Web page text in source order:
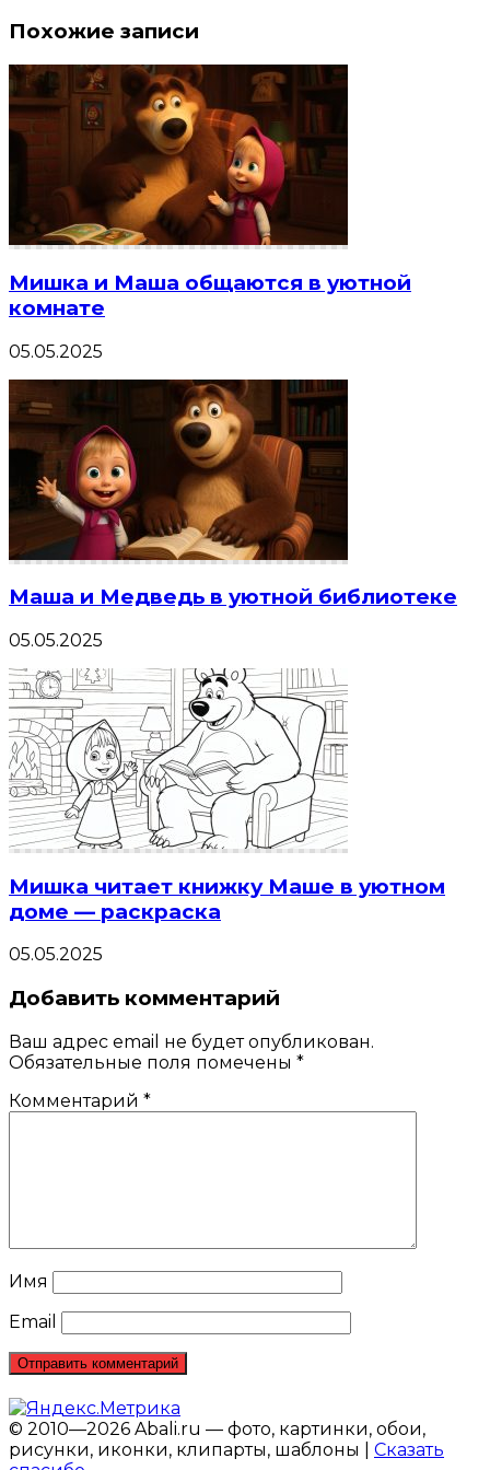
Похожие записи
Мишка и Маша общаются в уютной
комнате
05.05.2025
Маша и Медведь в уютной библиотеке
05.05.2025
Мишка читает книжку Маше в уютном
доме — раскраска
05.05.2025
Добавить комментарий
Ваш адрес email не будет опубликован.
Обязательные поля помечены *
Комментарий *
Имя
Email
© 2010—2026 Abali.ru — фото, картинки, обои,
рисунки, иконки, клипарты, шаблоны | Сказать